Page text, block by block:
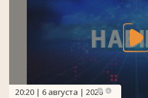
20:20 | 6 августа | 2026